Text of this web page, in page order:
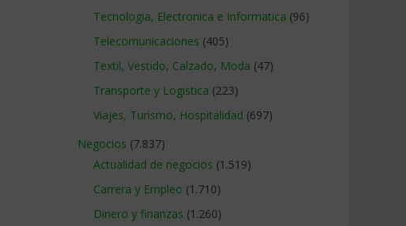
Tecnologia, Electronica e Informatica (96)
Telecomunicaciones (405)
Textil, Vestido, Calzado, Moda (47)
Transporte y Logistica (223)
Viajes, Turismo, Hospitalidad (697)
Negocios (7.837)
Actualidad de negocios (1.519)
Carrera y Empleo (1.710)
Dinero y finanzas (1.260)